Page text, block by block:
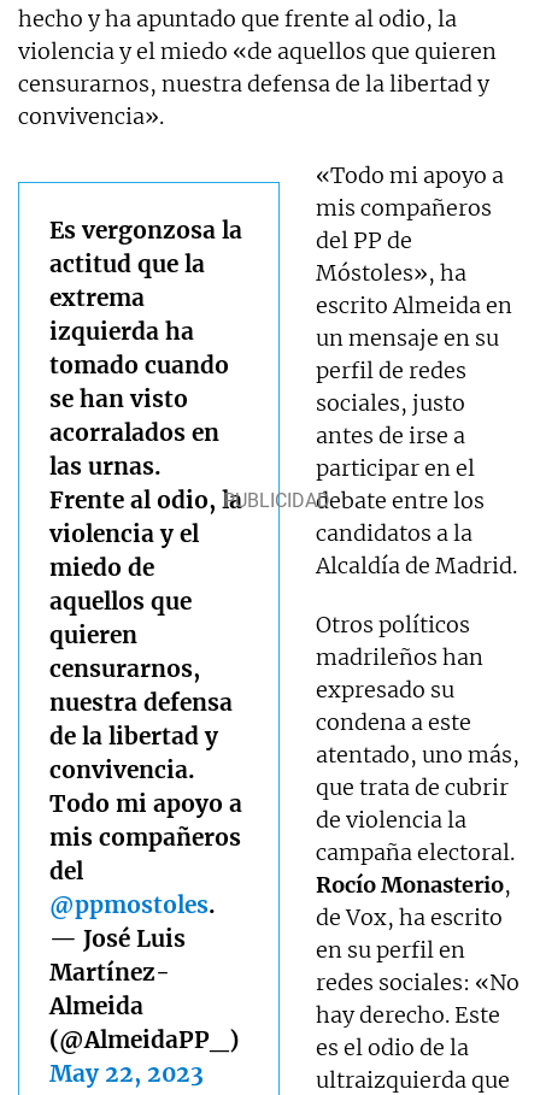
hecho y ha apuntado que frente al odio, la
violencia y el miedo «de aquellos que quieren
censurarnos, nuestra defensa de la libertad y
convivencia».
Es vergonzosa la
actitud que la
extrema
izquierda ha
tomado cuando
se han visto
acorralados en
las urnas.
Frente al odio, la
violencia y el
miedo de
aquellos que
quieren
censurarnos,
nuestra defensa
de la libertad y
convivencia.
Todo mi apoyo a
mis compañeros
del
@ppmostoles.
— José Luis
Martínez-
Almeida
(@AlmeidaPP_)
May 22, 2023
«Todo mi apoyo a
mis compañeros
del PP de
Móstoles», ha
escrito Almeida en
un mensaje en su
perfil de redes
sociales, justo
antes de irse a
participar en el
debate entre los
candidatos a la
Alcaldía de Madrid.
Otros políticos
madrileños han
expresado su
condena a este
atentado, uno más,
que trata de cubrir
de violencia la
campaña electoral.
Rocío Monasterio,
de Vox, ha escrito
en su perfil en
redes sociales: «No
hay derecho. Este
es el odio de la
ultraizquierda que